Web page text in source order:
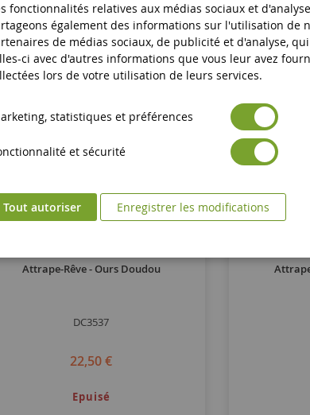
Attrape-Rêve - Ours Doudou
DC3537
22,50 €
Epuisé
fonctionnalités relatives aux médias sociaux et
également des informations sur l'utilisation de
de médias sociaux, de publicité et d'analyse,
ci avec d'autres informations que vous leur avez
lors de votre utilisation de leurs services.
statistiques et préférences
et sécurité
Tout autoriser Enregistrer les modifications